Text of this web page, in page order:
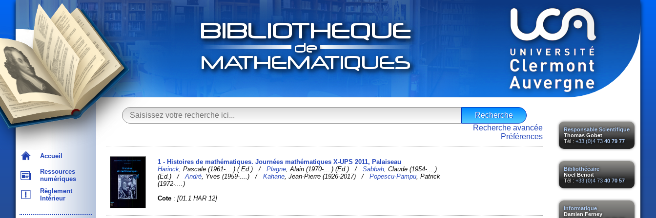
Accueil
Ressources
numériques
Règlement
Intérieur
Responsable Scientifique
Thomas Gobet
Tél : +33 (0)4 73 40 79 77
Bibliothécaire
Noël Benoit
Tél : +33 (0)4 73 40 70 57
Informatique
Damien Ferney
Recherche avancée
Préférences
1 - Histoires de mathématiques. Journées mathématiques X-UPS 2011, Palaiseau
Harinck , Pascale (1961-....) ( Ed.) /Plagne , Alain (1970-....) (Ed.) /Sabbah , Claude (1954-....)
(Ed.) /André , Yves (1959-....) /Kahane , Jean-Pierre (1926-2017) /Popescu-Pampu , Patrick
(1972-....)
Cote :[01.1 HAR 12]